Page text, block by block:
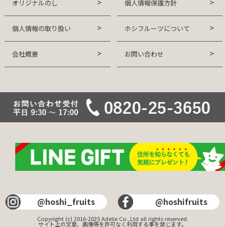
オリジナルのし 個人情報保護方針
個人情報の取り扱い ホシフルーツについて
会社概要 お問い合わせ
@hoshi_fruits @hoshifruits
Copyright (c) 2016-2025 Adelie Co.,Ltd all rights reserved.
サイト上の文章、画像等を許可なく利用する事を禁じます。